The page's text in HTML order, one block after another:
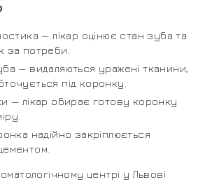
— лікар оцінює стан зуба та
за потреби.
— видаляються уражені тканини,
під коронку.
— лікар обирає готову коронку
надійно закріплюється
центрі у Львові